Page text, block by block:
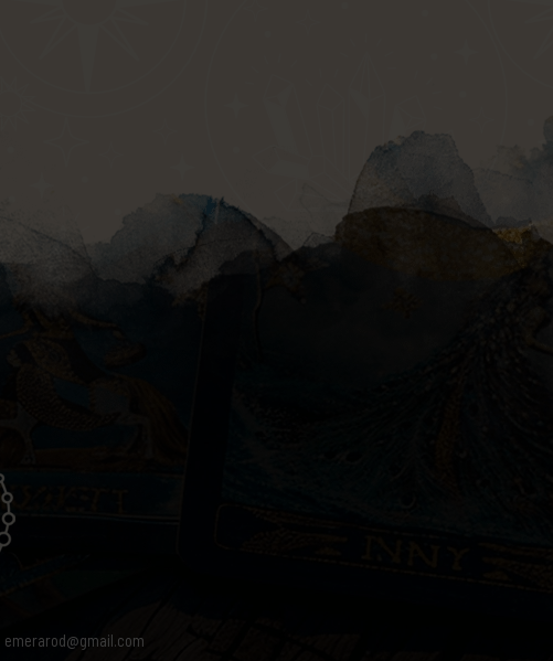
emerarod@gmail.com